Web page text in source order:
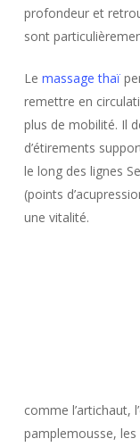
profondeur et
sont
Le massage thaï
remettre en
plus de mobilité. Il
d’étirements
le long des lignes
(points
une vitalité.
comme l’artichaut,
pamplemousse,